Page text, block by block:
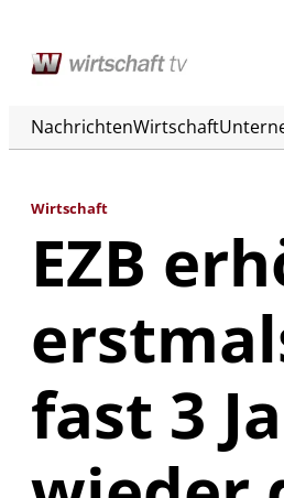
NachrichtenWirtschaft
Wirtschaft
EZB
fast 3